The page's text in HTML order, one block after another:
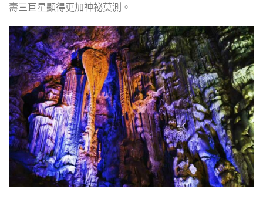
壽三巨星顯得更加神祕莫測。